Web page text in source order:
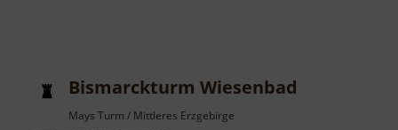
Bismarckturm Wiesenbad
Mays Turm / Mittleres Erzgebirge